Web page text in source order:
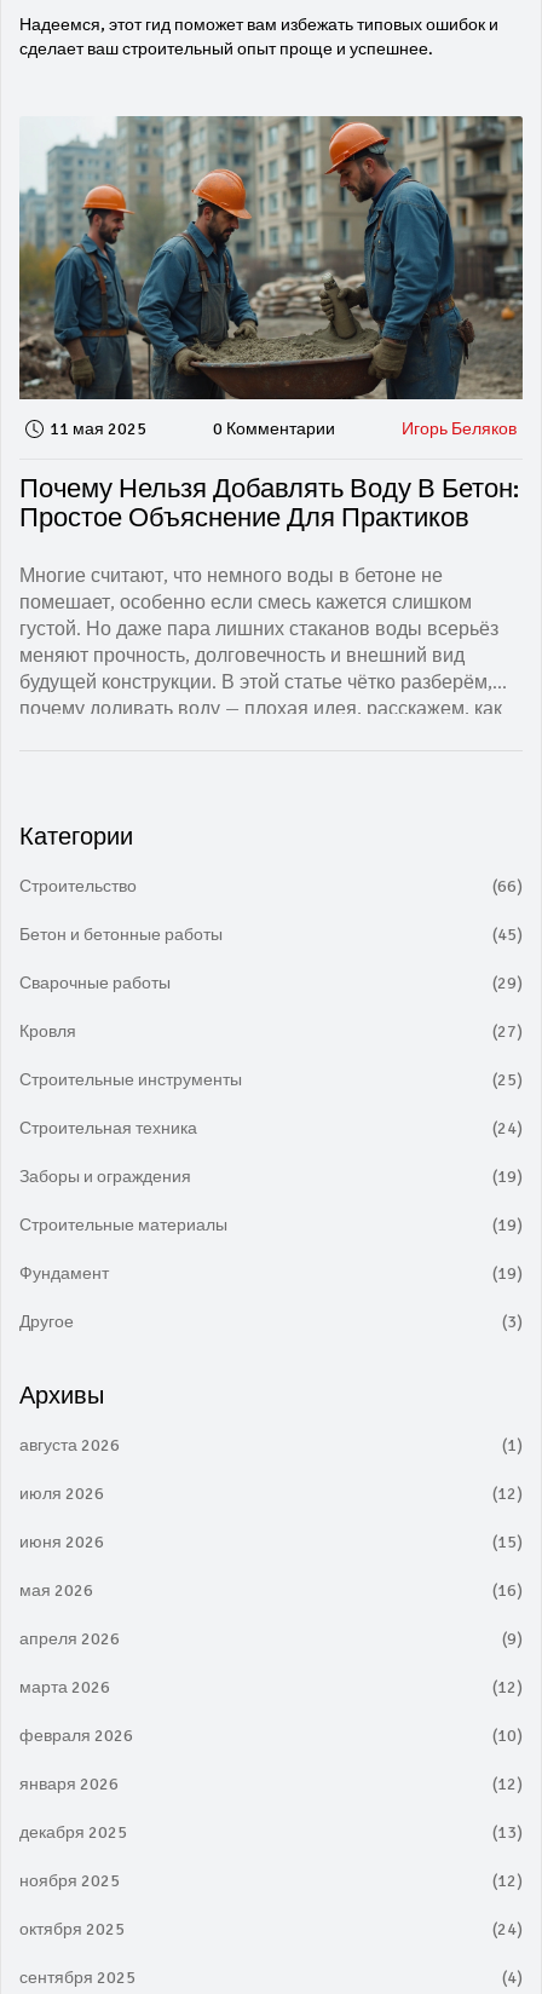
Надеемся, этот гид поможет вам избежать типовых ошибок и
сделает ваш строительный опыт проще и успешнее.
11 мая 2025 0 Комментарии Игорь Беляков
Почему Нельзя Добавлять Воду В Бетон:
Простое Объяснение Для Практиков
Многие считают, что немного воды в бетоне не
помешает, особенно если смесь кажется слишком
густой. Но даже пара лишних стаканов воды всерьёз
меняют прочность, долговечность и внешний вид
будущей конструкции. В этой статье чётко разберём,
почему доливать воду — плохая идея, расскажем, как
Категории
Строительство (66)
Бетон и бетонные работы (45)
Сварочные работы (29)
Кровля (27)
Строительные инструменты (25)
Строительная техника (24)
Заборы и ограждения (19)
Строительные материалы (19)
Фундамент (19)
Другое (3)
Архивы
августа 2026 (1)
июля 2026 (12)
июня 2026 (15)
мая 2026 (16)
апреля 2026 (9)
марта 2026 (12)
февраля 2026 (10)
января 2026 (12)
декабря 2025 (13)
ноября 2025 (12)
октября 2025 (24)
сентября 2025 (4)